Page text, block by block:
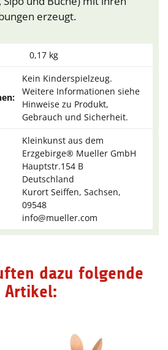
erzeugt.
0,17 kg
Kein Kinderspielzeug.
Weitere Informationen siehe
Hinweise zu Produkt,
Gebrauch und Sicherheit.
Kleinkunst aus dem
Erzgebirge® Mueller GmbH
Hauptstr.154 B
Deutschland
Kurort Seiffen, Sachsen,
09548
info@mueller.com
dazu folgende
Artikel: